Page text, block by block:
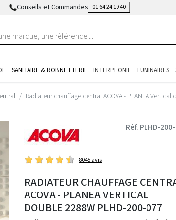
Conseils et Commandes 01 64 24 19 40
SANITAIRE & ROBINETTERIE INTERPHONIE LUMINAIRES
Radiateur chauffage central ACOVA - PLANEA
Rèf. PLHD-
8045 avis
RADIATEUR CHAUFFAGE
ACOVA - PLANEA VERTICAL
DOUBLE 2288W PLHD-200-077